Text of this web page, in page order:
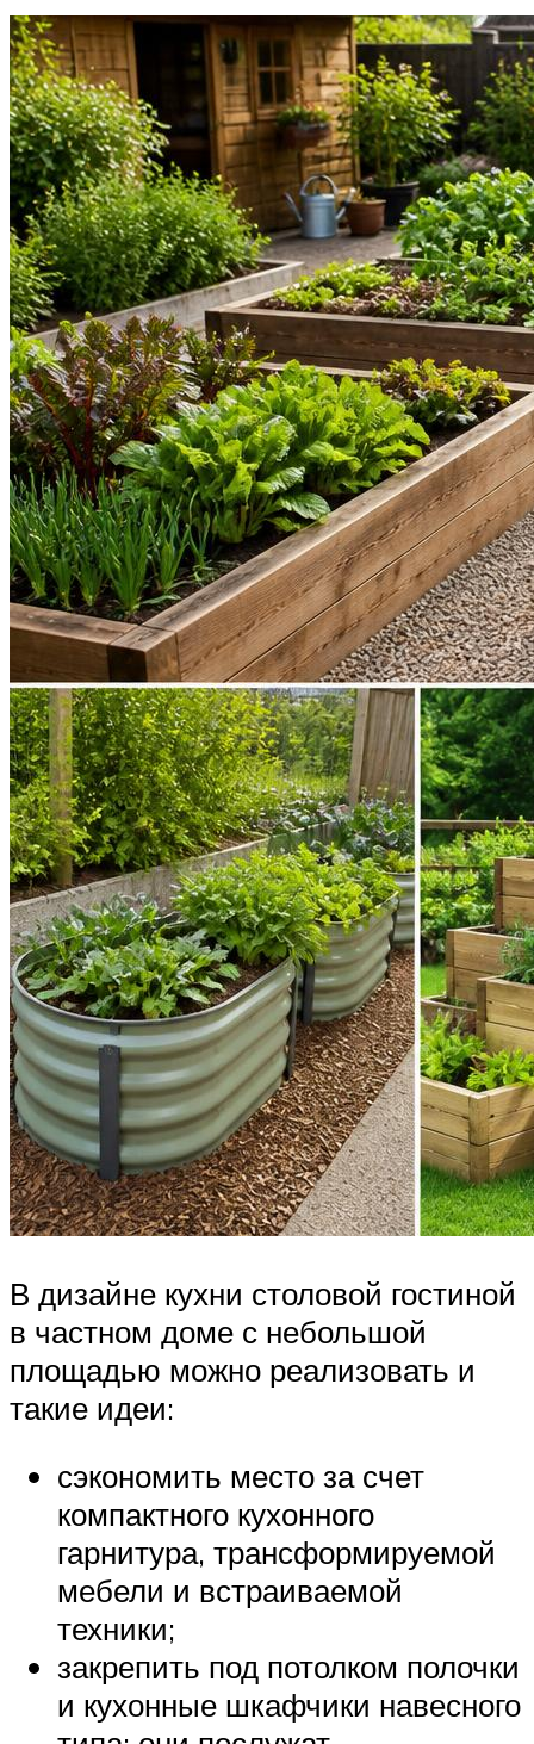
В дизайне кухни столовой гостиной
в частном доме с небольшой
площадью можно реализовать и
такие идеи:
сэкономить место за счет
компактного кухонного
гарнитура, трансформируемой
мебели и встраиваемой
техники;
закрепить под потолком полочки
и кухонные шкафчики навесного